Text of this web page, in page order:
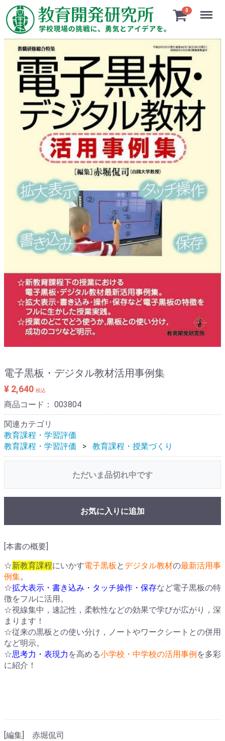
0 Menu
電子黒板・デジタル教材活用事例集
¥ 2,640 税込
商品コード： 003804
関連カテゴリ
教育課程・学習評価
教育課程・学習評価
教育課程・授業づくり
ただいま品切れ中です
お気に入りに追加
[本書の概要]
☆新教育課程にいかす電子黒板 と デジタル教材の最新活用事
例集。
☆拡大表示・書き込み・タッチ操作・保存など電子黒板の特
徴をフルに活用。
☆視線集中，速記性，柔軟性などの効果で学びが広がり，深
まります！
☆従来の黒板との使い分け，ノートやワークシートとの併用
など明示。
☆思考力・表現力 を高める小学校・中学校の活用事例を多彩
に紹介！
[編集] 赤堀侃司